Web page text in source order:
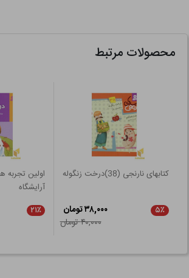
محصولات مرتبط
کتابهای نارنجی (38)درخت زنگوله
۵٪
۳۸,۰۰۰ تومان
۴۰,۰۰۰ تومان
آرایشگاه
۲۱٪